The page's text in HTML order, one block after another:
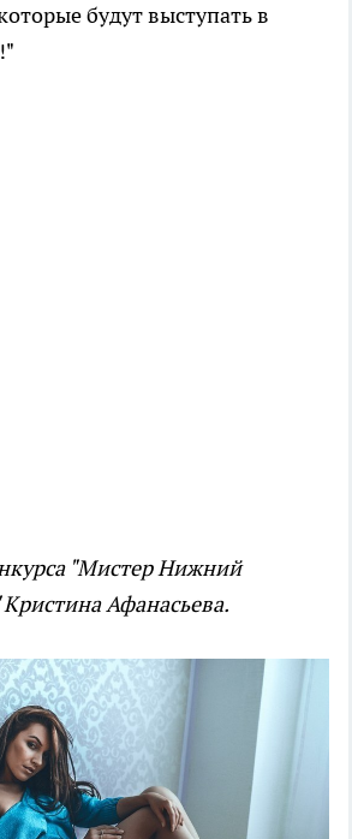
будут выступать в
"Мистер Нижний
Афанасьева.